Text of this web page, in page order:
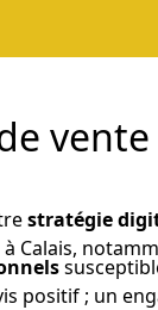
vente
stratégie
Calais,
positif ; un